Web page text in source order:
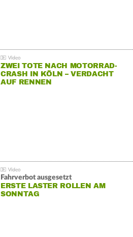
ZWEI TOTE NACH MOTORRAD-
CRASH IN KÖLN – VERDACHT
AUF RENNEN
Fahrverbot ausgesetzt
ERSTE LASTER ROLLEN AM
SONNTAG